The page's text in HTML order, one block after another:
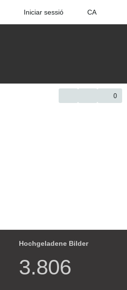
Iniciar sessió CA
0
Hochgeladene Bilder
3.806